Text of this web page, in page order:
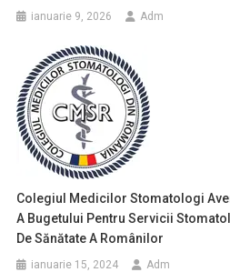
ianuarie 9, 2026 Adm
Colegiul Medicilor Stomatologi
A Bugetului Pentru Servicii
De Sănătate A Românilor
ianuarie 15, 2024 Adm